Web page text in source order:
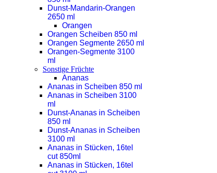
Dunst-Mandarin-Orangen
2650 ml
Orangen
Orangen Scheiben 850 ml
Orangen Segmente 2650 ml
Orangen-Segmente 3100
ml
Sonstige Früchte
Ananas
Ananas in Scheiben 850 ml
Ananas in Scheiben 3100
ml
Dunst-Ananas in Scheiben
850 ml
Dunst-Ananas in Scheiben
3100 ml
Ananas in Stücken, 16tel
cut 850ml
Ananas in Stücken, 16tel